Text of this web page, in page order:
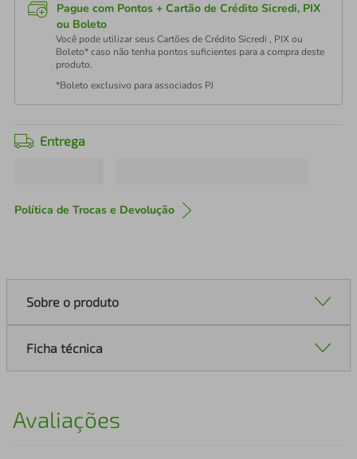
Pague com Pontos + Cartão de Crédito Sicredi, PIX
ou Boleto
Você pode utilizar seus Cartões de Crédito Sicredi , PIX ou
Boleto* caso não tenha pontos suficientes para a compra deste
produto.
*Boleto exclusivo para associados PJ
Entrega
Política de Trocas e Devolução
Sobre o produto
Ficha técnica
Avaliações